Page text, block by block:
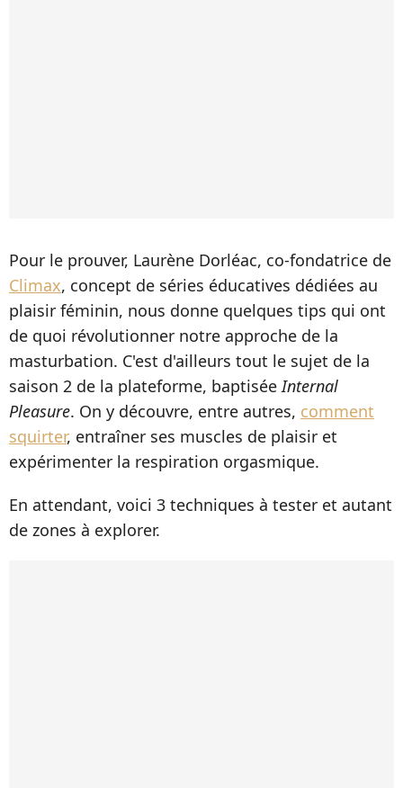
Pour le prouver, Laurène Dorléac, co-fondatrice de
Climax, concept de séries éducatives dédiées au
plaisir féminin, nous donne quelques tips qui ont
de quoi révolutionner notre approche de la
masturbation. C'est d'ailleurs tout le sujet de la
saison 2 de la plateforme, baptisée Internal
Pleasure. On y découvre, entre autres, comment
squirter, entraîner ses muscles de plaisir et
expérimenter la respiration orgasmique.
En attendant, voici 3 techniques à tester et autant
de zones à explorer.